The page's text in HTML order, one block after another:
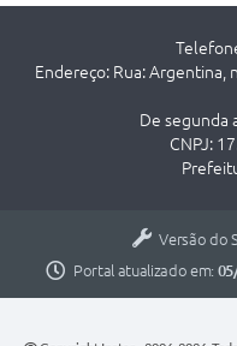
Endereço: Rua: Argentina,
De segunda
CNPJ:
Versão do
Portal atualizado em: